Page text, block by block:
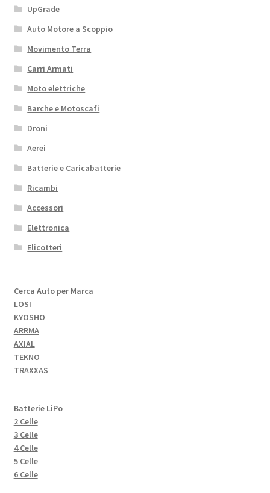
UpGrade
Auto Motore a Scoppio
Movimento Terra
Carri Armati
Moto elettriche
Barche e Motoscafi
Droni
Aerei
Batterie e Caricabatterie
Ricambi
Accessori
Elettronica
Elicotteri
Cerca Auto per Marca
LOSI
KYOSHO
ARRMA
AXIAL
TEKNO
TRAXXAS
Batterie LiPo
2 Celle
3 Celle
4 Celle
5 Celle
6 Celle